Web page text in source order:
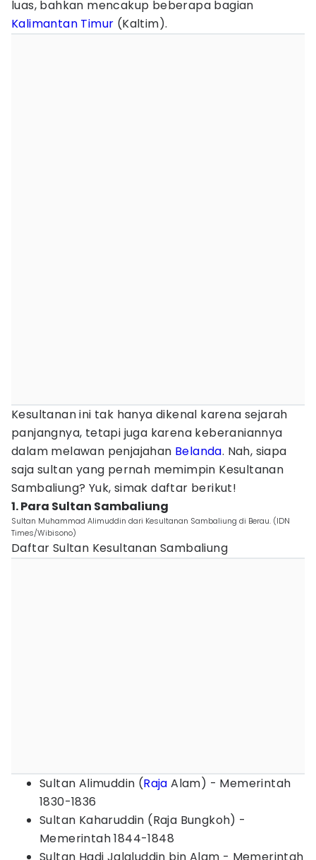
luas, bahkan mencakup beberapa bagian
Kalimantan Timur (Kaltim).
Kesultanan ini tak hanya dikenal karena sejarah
panjangnya, tetapi juga karena keberaniannya
dalam melawan penjajahan Belanda. Nah, siapa
saja sultan yang pernah memimpin Kesultanan
Sambaliung? Yuk, simak daftar berikut!
1. Para Sultan Sambaliung
Sultan Muhammad Alimuddin dari Kesultanan Sambaliung di Berau. (IDN
Times/Wibisono)
Daftar Sultan Kesultanan Sambaliung
Sultan Alimuddin (Raja Alam) - Memerintah
1830-1836
Sultan Kaharuddin (Raja Bungkoh) -
Memerintah 1844-1848